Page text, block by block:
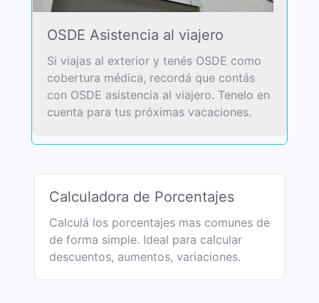
OSDE Asistencia al viajero
Si viajas al exterior y tenés OSDE como
cobertura médica, recordá que contás
con OSDE asistencia al viajero. Tenelo en
cuenta para tus próximas vacaciones.
Calculadora de Porcentajes
Calculá los porcentajes mas comunes de
de forma simple. Ideal para calcular
descuentos, aumentos, variaciones.